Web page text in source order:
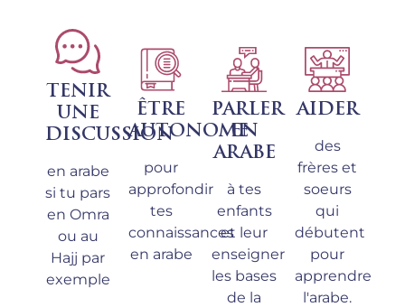
TENIR
UNE
DISCUSSION
en arabe
si tu pars
en Omra
ou au
Hajj par
exemple
ÊTRE
AUTONOME
pour
approfondir
tes
connaissances
en arabe
PARLER
EN
ARABE
à tes
enfants
et leur
enseigner
les bases
de la
AIDER
des
frères et
soeurs
qui
débutent
pour
apprendre
l'arabe.